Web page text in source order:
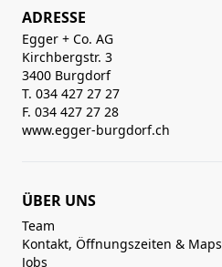
ADRESSE
Egger + Co. AG
Kirchbergstr. 3
3400 Burgdorf
T. 034 427 27 27
F. 034 427 27 28
www.egger-burgdorf.ch
ÜBER UNS
Team
Kontakt, Öffnungszeiten & Maps
Jobs